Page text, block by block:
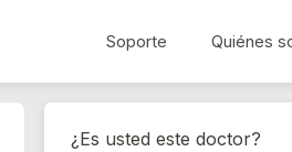
Soporte Quiénes
¿Es usted este doctor?